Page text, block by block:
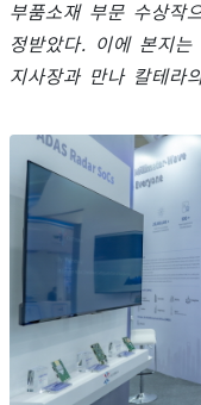
부품소재 부문 수상작
정받았다. 이에 본지
지사장과 만나 칼테라